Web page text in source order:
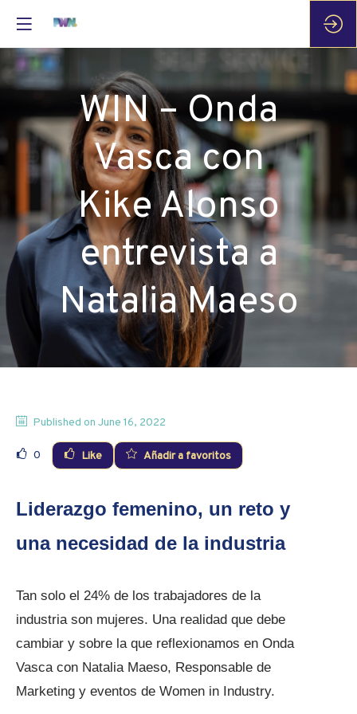
WIN – Onda
Vasca con
Kike Alonso
entrevista a
Natalia Maeso
Published on June 16, 2022
0 Like Añadir a favoritos
Liderazgo femenino, un reto y
una necesidad de la industria
Tan solo el 24% de los trabajadores de la
industria son mujeres. Una realidad que debe
cambiar y sobre la que reflexionamos en Onda
Vasca con Natalia Maeso, Responsable de
Marketing y eventos de Women in Industry.